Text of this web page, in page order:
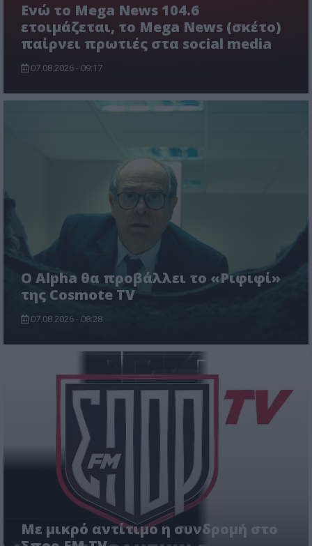
Ενώ το Mega News 104.6
ετοιμάζεται, το Mega News (σκέτο)
παίρνει πρωτιές στα social media
07.08.2026 - 09:17
Ο Alpha θα προβάλλει το «Ριφιφί»
της Cosmote TV
07.08.2026 - 08:28
Με μικρό αντίτιμο η συνδρομή στο